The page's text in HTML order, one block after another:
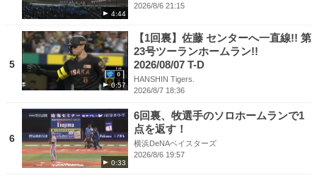
4:44
2026/8/6 21:15
5
0:57
【1回裏】佐藤 センターへ一直線!! 第
23号ツーランホームラン!!
2026/08/07 T-D
HANSHIN Tigers.
2026/8/7 18:36
6
0:33
6回裏、牧選手のソロホームランで1
点を返す！
横浜DeNAベイスターズ
2026/8/6 19:57